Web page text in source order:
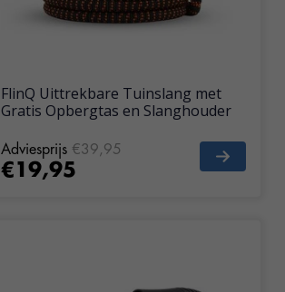
FlinQ Uittrekbare Tuinslang met
Gratis Opbergtas en Slanghouder
Adviesprijs €39,95
€19,95